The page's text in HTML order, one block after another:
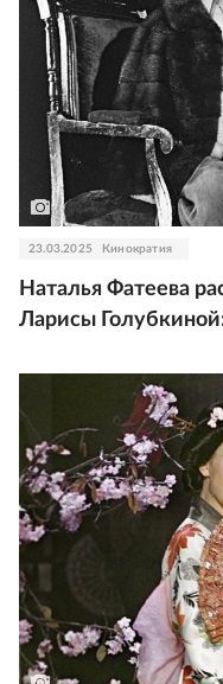
23.03.2025 Кинократия
Наталья Фатеева
Ларисы